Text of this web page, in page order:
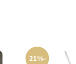
-21%